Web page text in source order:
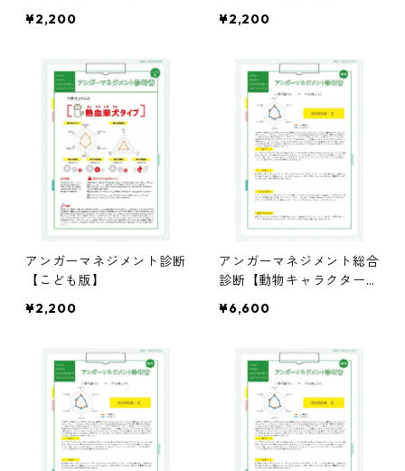
¥2,200
¥2,200
アンガーマネジメント診断
【こども版】
¥2,200
アンガーマネジメント総合
診断【動物キャラクター版
断】
¥6,600